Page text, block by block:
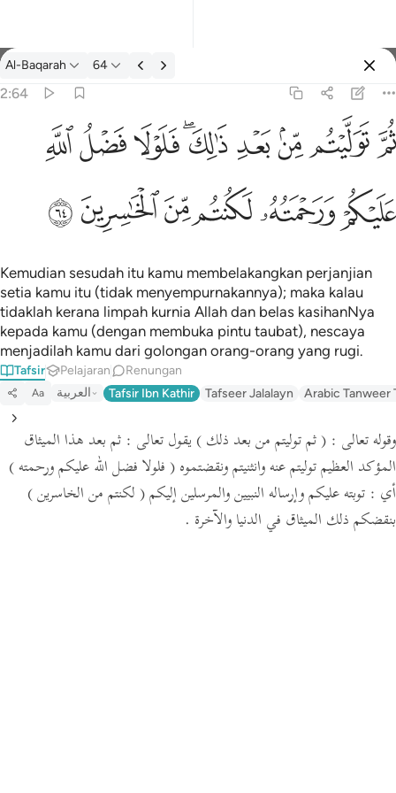
Tafsir: Al-Baqarah 2:64
Al-Baqarah 64
2:64
من بعد ذالك فلولا فضل الله عليكم ورحمته لكنتم من الخاسرين ٦٤
فَضْلُ ٱللَّهِ عَلَيْكُمْ وَرَحْمَتُهُۥ لَكُنتُم مِّنَ ٱلْخَـٰسِرِينَ ٦٤
ﱪﱫﱬﱭﱮﱯﱰﱱﱲ
ﱳﱴﱵﱶﱷﱸ
Kemudian sesudah itu kamu membelakangkan perjanjian
setia kamu itu (tidak menyempurnakannya); maka kalau
tidaklah kerana limpah kurnia Allah dan belas kasihanNya
kepada kamu (dengan membuka pintu taubat), nescaya
menjadilah kamu dari golongan orang-orang yang rugi.
Tafsir Pelajaran Renungan
Aa العربية Tafsir Ibn Kathir Tafseer Jalalayn Arabic Tanweer
وقوله تعالى : ( ثم توليتم من بعد ذلك ) يقول تعالى : ثم بعد هذا الميثاق
المؤكد العظيم توليتم عنه وانثنيتم ونقضتموه ( فلولا فضل الله عليكم ورحمته )
أي : توبته عليكم وإرساله النبيين والمرسلين إليكم( لكنتم من الخاسرين )
بنقضكم ذلك الميثاق في الدنيا والآخرة .